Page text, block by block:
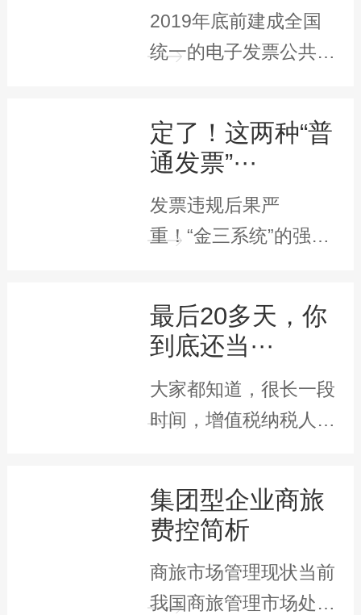
2019年底前建成全国
统一的电子发票公共服
定了！这两种“普
通发票”···
发票违规后果严
重！“金三系统”的强
最后20多天，你
到底还当···
大家都知道，很长一段
时间，增值税纳税人一
集团型企业商旅
费控简析
商旅市场管理现状当前
我国商旅管理市场处于